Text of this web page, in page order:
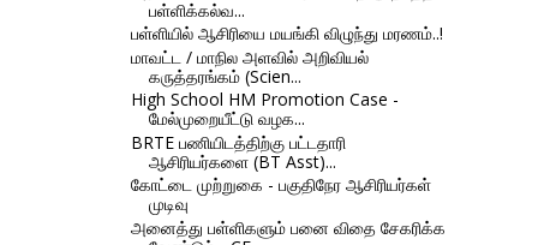
பள்ளிக்கல்வ...
பள்ளியில் ஆசிரியை மயங்கி விழுந்து மரணம்..!
மாவட்ட / மாநில அளவில் அறிவியல்
கருத்தரங்கம் (Scien...
High School HM Promotion Case -
மேல்முறையீட்டு வழக...
BRTE பணியிடத்திற்கு பட்டதாரி
ஆசிரியர்களை (BT Asst)...
கோட்டை முற்றுகை - பகுதிநேர ஆசிரியர்கள்
முடிவு
அனைத்து பள்ளிகளும் பனை விதை சேகரிக்க